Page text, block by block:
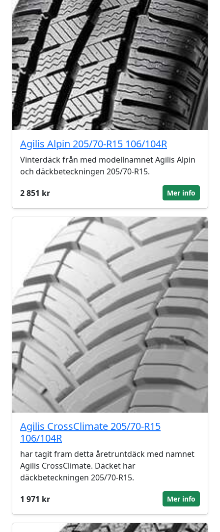
Agilis Alpin 205/70-R15 106/104R
Vinterdäck från med modellnamnet Agilis Alpin
och däckbeteckningen 205/70-R15.
2 851 kr
Mer info
Agilis CrossClimate 205/70-R15
106/104R
har tagit fram detta åretruntdäck med namnet
Agilis CrossClimate. Däcket har
däckbeteckningen 205/70-R15.
1 971 kr
Mer info